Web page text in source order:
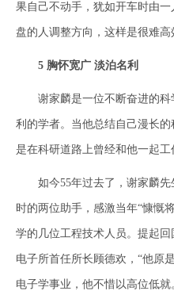
果自己不动手，犹如开车时由
盘的人调整方向，这样是很难高
5 胸怀宽广 淡泊名利
谢家麟是一位不断奋进的科
利的学者。当他总结自己漫长的
是在科研道路上曾经和他一起工
如今55年过去了，谢家麟先
时的两位助手，感激当年“慷慨
学的几位工程技术人员。提起
电子所首任所长顾德欢，“他原
电子学事业，他不惜以高位低